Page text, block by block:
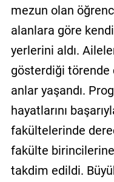
Politikası
mezun olan
alanlara göre
yerlerini aldı.
gösterdiği törende
anlar yaşandı.
hayatlarını
fakültelerinde
fakülte
takdim edildi.